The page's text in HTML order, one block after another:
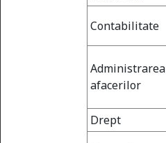
Contabilitate
Administrarea
afacerilor
Drept